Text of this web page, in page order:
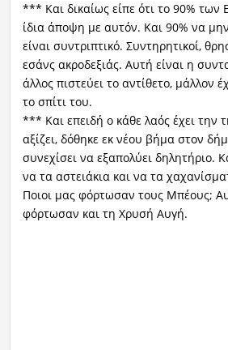
*** Και δικαίως είπε ότι το 90% των
ίδια άποψη με αυτόν. Και 90% να
είναι συντριπτικό. Συντηρητικοί,
εσάνς ακροδεξιάς. Αυτή είναι η
άλλος πιστεύει το αντίθετο, μάλλον
το σπίτι του.
*** Και επειδή ο κάθε λαός έχει την
αξίζει, δόθηκε εκ νέου βήμα στον
συνεχίσει να εξαπολύει δηλητήριο.
να τα αστειάκια και να τα
Ποιοι μας φόρτωσαν τους Μπέους;
φόρτωσαν και τη Χρυσή Αυγή.